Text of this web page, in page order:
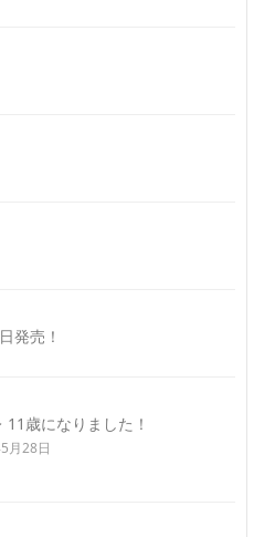
発売！
11歳になりました！
月28日